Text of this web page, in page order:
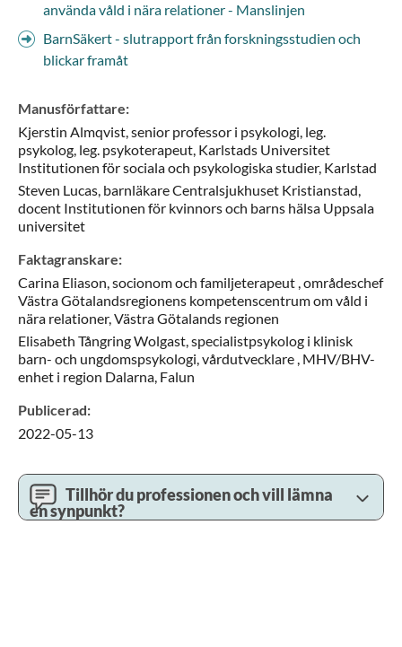
använda våld i nära relationer - Manslinjen
BarnSäkert - slutrapport från forskningsstudien och
blickar framåt
Manusförfattare:
Kjerstin Almqvist,senior professor i psykologi, leg.
psykolog, leg. psykoterapeut, Karlstads Universitet
Institutionen för sociala och psykologiska studier, Karlstad
Steven Lucas, barnläkare Centralsjukhuset Kristianstad,
docent Institutionen för kvinnors och barns hälsa Uppsala
universitet
Faktagranskare:
Carina Eliason,socionom och familjeterapeut ,områdeschef
Västra Götalandsregionens kompetenscentrum om våld i
nära relationer,Västra Götalands regionen
Elisabeth Tångring Wolgast,specialistpsykolog i klinisk
barn- och ungdomspsykologi, vårdutvecklare , MHV/BHV-
enhet i region Dalarna, Falun
Publicerad:
2022-05-13
Tillhör du professionen och vill lämna
en synpunkt?